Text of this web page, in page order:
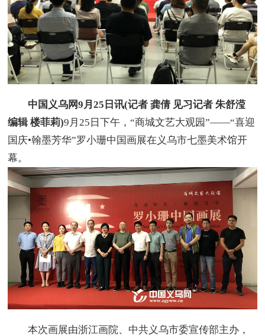
中国义乌网9月25日讯(记者 龚倩 见习记者 朱舒滢
编辑 楼菲莉)9月25日下午，“商城文艺大观园”——“喜迎
国庆•翰墨芳华”罗小珊中国画展在义乌市七墨美术馆开
幕。
本次画展由浙江画院、中共义乌市委宣传部主办，